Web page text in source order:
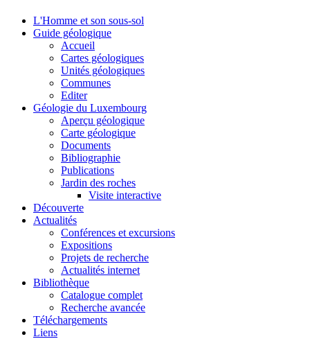
L'Homme et son sous-sol
Guide géologique
Accueil
Cartes géologiques
Unités géologiques
Communes
Editer
Géologie du Luxembourg
Aperçu géologique
Carte géologique
Documents
Bibliographie
Publications
Jardin des roches
Visite interactive
Découverte
Actualités
Conférences et excursions
Expositions
Projets de recherche
Actualités internet
Bibliothèque
Catalogue complet
Recherche avancée
Téléchargements
Liens